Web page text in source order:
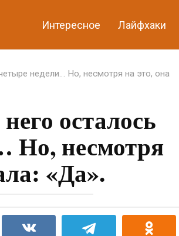
Интересное Лайфхаки
недели… Но, несмотря на это, она
осталось
Но, несмотря
«Да».